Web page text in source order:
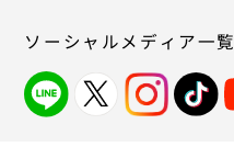
ソーシャルメディア一覧